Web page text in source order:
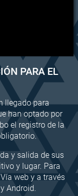
PARA EL
llegado para
han optado por
el registro de la
y salida de sus
y lugar. Para
web y a través
Android.